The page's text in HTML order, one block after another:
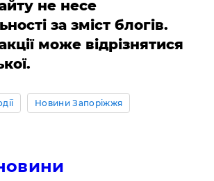
не несе
за зміст блогів.
може відрізнятися
Новини Запоріжжя